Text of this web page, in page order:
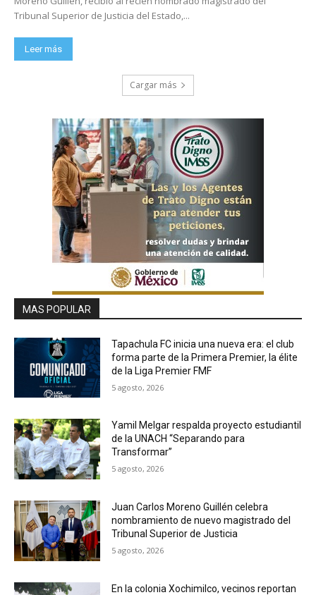
Tribunal Superior de Justicia del Estado,...
Leer más
Cargar más
MAS POPULAR
Tapachula FC inicia una nueva era: el club
forma parte de la Primera Premier, la élite
de la Liga Premier FMF
5 agosto, 2026
Yamil Melgar respalda proyecto estudiantil
de la UNACH “Separando para
Transformar”
5 agosto, 2026
Juan Carlos Moreno Guillén celebra
nombramiento de nuevo magistrado del
Tribunal Superior de Justicia
5 agosto, 2026
En la colonia Xochimilco, vecinos reportan